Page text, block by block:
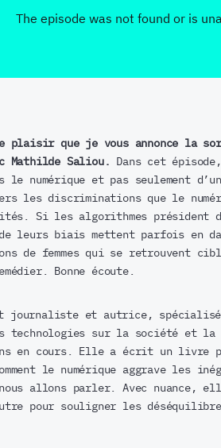
plaisir que je vous annonce la
Mathilde Saliou.
Dans cet
le numérique et pas seulement
les discriminations que le
Si les algorithmes président
leurs biais mettent parfois en
de femmes qui se retrouvent
Bonne écoute.
journaliste et autrice,
technologies sur la société et la
en cours. Elle a écrit un livre
le numérique aggrave les
allons parler. Avec nuance,
pour souligner les